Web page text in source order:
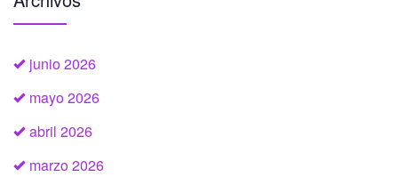
junio 2026
mayo 2026
abril 2026
marzo 2026